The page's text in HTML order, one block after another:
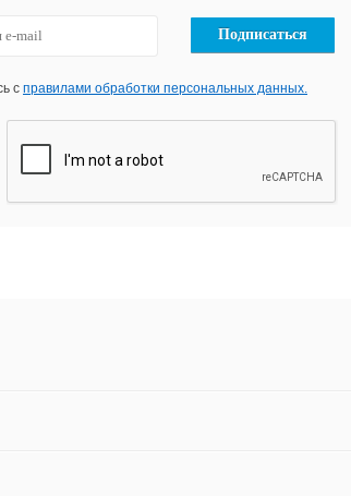
с правилами обработки персональных данных.